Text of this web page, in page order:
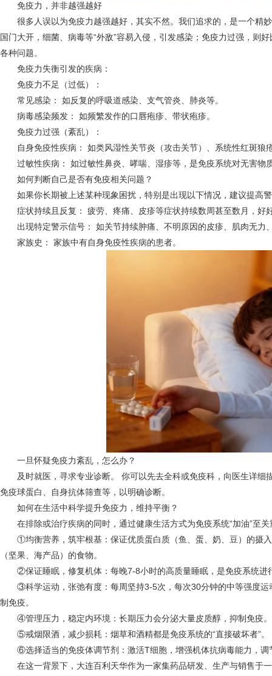
免疫力，并非越强越好
很多人误以为免疫力越强越好，其实不然。我们追求的，是一个精妙
国门大开，细菌、病毒等“外敌”容易入侵，引发感染；免疫力过强，则
各种问题。
免疫力失衡引发的疾病：
免疫力不足（过低）：
常见感染： 如反复的呼吸道感染、支气管炎、肺炎等。
病毒感染频发： 如频繁发作的口唇疱疹、带状疱疹。
免疫力过强（紊乱）：
自身免疫性疾病： 如类风湿性关节炎（攻击关节）、系统性红斑狼
过敏性疾病： 如过敏性鼻炎、哮喘、湿疹等，是免疫系统对无害物
如何判断自己是否有免疫相关问题？
如果你长期被上述某种现象困扰，特别是出现以下情况，建议提高
症状持续且反复： 疲劳、疼痛、皮疹等症状持续数周甚至数月，好
出现特定警示信号： 如关节持续肿痛、不明原因的皮疹、肌肉无力
家族史： 家族中有自身免疫性疾病的患者。
一旦怀疑免疫力紊乱，怎么办？
及时就医，寻求专业诊断。 你可以先去全科或免疫科，向医生详细
免疫球蛋白、自身抗体筛查等，以明确诊断。
如何在生活中科学提升免疫力，维持平衡？
在排除或治疗疾病的同时，通过健康生活方式为免疫系统“加油”至关
①均衡营养，筑牢根基：保证优质蛋白质（鱼、蛋、奶、豆）的摄入
（坚果、海产品）的食物。
②保证睡眠，修复机体：每晚7-8小时的高质量睡眠，是免疫系统进
③科学运动，张弛有度：每周坚持3-5次，每次30分钟的中等强度运
制免疫。
④管理压力，稳定内环境：长期压力会分泌大量皮质醇，抑制免疫。
⑤戒烟限酒，减少损耗：烟草和酒精都是免疫系统的“直接破坏者”。
⑥选择适当的免疫体调节剂：激活T细胞，增强机体抗病毒能力，调
在这一背景下，大连百利天华作为一家集药品研发、生产与销售于